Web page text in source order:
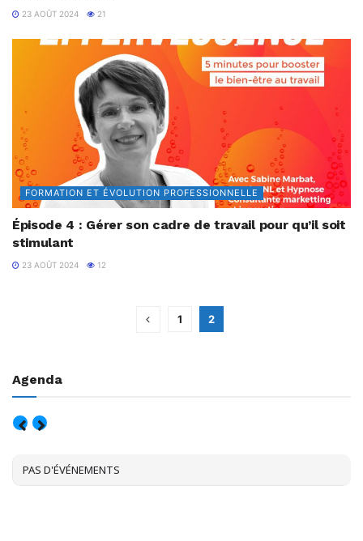
23 AOÛT 2024 21
FORMATION ET ÉVOLUTION PROFESSIONNELLE
Épisode 4 : Gérer son cadre de travail pour qu’il soit
stimulant
23 AOÛT 2024 12
1 2
Agenda
PAS D'ÉVÉNEMENTS